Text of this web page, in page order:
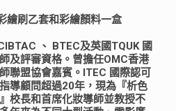
繪刷乙套和彩繪顏料一盒
、 BTEC及英國TQUK 國
及評審資格。曾擔任OMC香港
聯盟協會嘉賓。ITEC 國際認可
導顧問超過20年，現為『析色
校長和首席化妝導師並教授不